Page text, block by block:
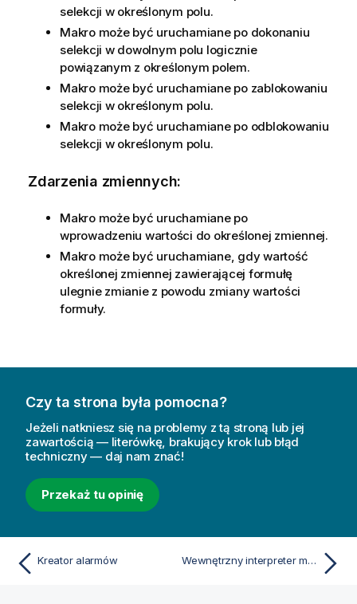
selekcji w określonym polu.
Makro może być uruchamiane po dokonaniu
selekcji w dowolnym polu logicznie
powiązanym z określonym polem.
Makro może być uruchamiane po zablokowaniu
selekcji w określonym polu.
Makro może być uruchamiane po odblokowaniu
selekcji w określonym polu.
Zdarzenia zmiennych:
Makro może być uruchamiane po
wprowadzeniu wartości do określonej zmiennej.
Makro może być uruchamiane, gdy wartość
określonej zmiennej zawierającej formułę
ulegnie zmianie z powodu zmiany wartości
formuły.
Czy ta strona była pomocna?
Jeżeli natkniesz się na problemy z tą stroną lub jej
zawartością — literówkę, brakujący krok lub błąd
techniczny — daj nam znać!
Przekaż tu opinię
Kreator alarmów Wewnętrzny interpreter makr